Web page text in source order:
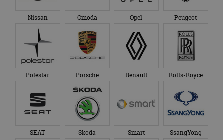
Nissan Omoda Opel Peugeot
Polestar Porsche Renault Rolls-Royce
SEAT Skoda Smart SsangYong